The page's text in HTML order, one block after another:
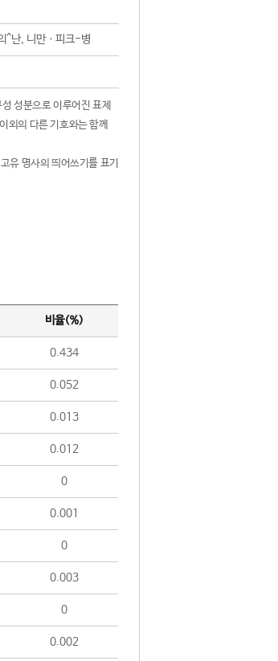
^난, 니만ㆍ피크-병
성분으로 이루어진 표제
의 다른 기호와는 함께
유 명사의 띄어쓰기를 표기
비율(%)
0.434
0.052
0.013
0.012
0
0.001
0
0.003
0
0.002